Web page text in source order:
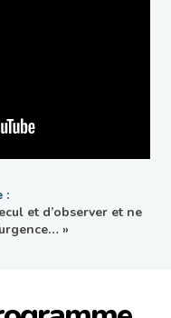
:
et d’observer et ne
»